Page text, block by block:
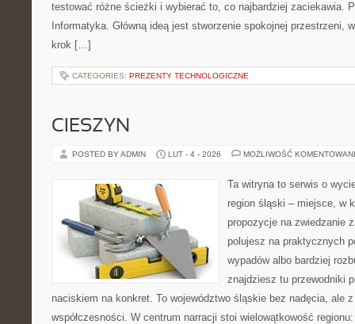
testować różne ścieżki i wybierać to, co najbardziej zaciekawia.
Informatyka. Główną ideą jest stworzenie spokojnej przestrzeni,
krok […]
CATEGORIES: PREZENTY TECHNOLOGICZNE
CIESZYN
POSTED BY ADMIN LUT - 4 - 2026 MOŻLIWOŚĆ
Ta witryna to serwis o
region śląski – miejsce, w
propozycje na zwiedzanie
polujesz na praktycznych
wypadów albo bardziej
znajdziesz tu przewodniki
naciskiem na konkret. To województwo śląskie bez nadęcia, ale
współczesności. W centrum narracji stoi wielowątkowość